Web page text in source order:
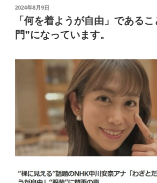
投
2024年8月9日
「何を着ようが自由」である
門”になっています。